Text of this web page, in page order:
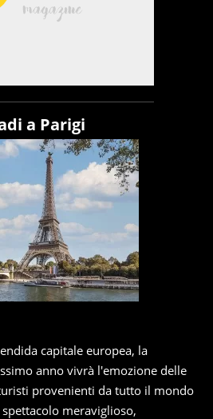
a Parigi
capitale europea, la
anno vivrà l'emozione delle
provenienti da tutto il mondo
meraviglioso,